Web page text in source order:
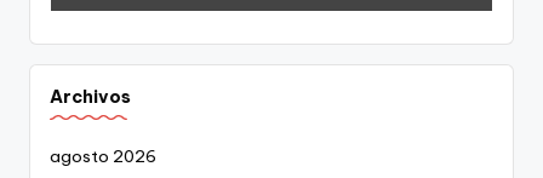
Archivos
agosto 2026